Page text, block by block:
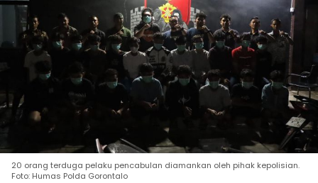
20 orang terduga pelaku pencabulan diamankan oleh pihak kepolisian.
Foto: Humas Polda Gorontalo